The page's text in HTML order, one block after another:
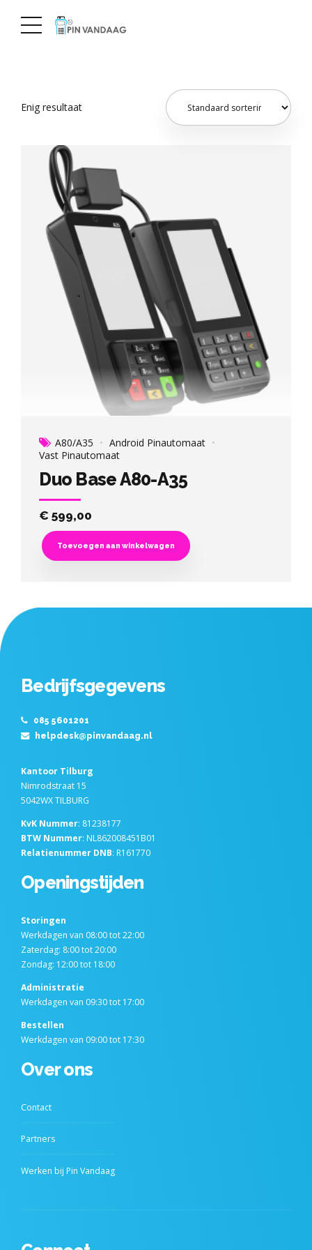
Enig resultaat
A80/A35
Android Pinautomaat
Vast Pinautomaat
Duo Base A80-A35
€ 599,00
Toevoegen aan winkelwagen
Bedrijfsgegevens
085 5601201
helpdesk@pinvandaag.nl
Kantoor Tilburg
Nimrodstraat 15
5042WX TILBURG
KvK Nummer: 81238177
BTW Nummer: NL862008451B01
Relatienummer DNB: R161770
Openingstijden
Storingen
Werkdagen van 08:00 tot 22:00
Zaterdag: 8:00 tot 20:00
Zondag: 12:00 tot 18:00
Administratie
Werkdagen van 09:30 tot 17:00
Bestellen
Werkdagen van 09:00 tot 17:30
Over ons
Contact
Partners
Werken bij Pin Vandaag